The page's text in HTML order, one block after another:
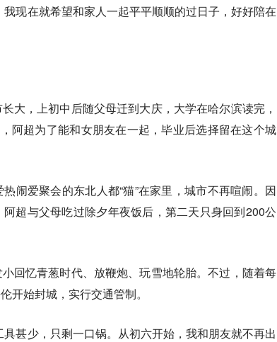
现在就希望和家人一起平平顺顺的过日子，好好陪在
大，上初中后随父母迁到大庆，大学在哈尔滨读完，
阿超为了能和女朋友在一起，毕业后选择留在这个城
闹爱聚会的东北人都“猫”在家里，城市不再喧闹。因
超与父母吃过除夕年夜饭后，第二天只身回到200公
回忆青葱时代、放鞭炮、玩雪地轮胎。不过，随着每
开始封城，实行交通管制。
甚少，只剩一口锅。从初六开始，我和朋友就不再出